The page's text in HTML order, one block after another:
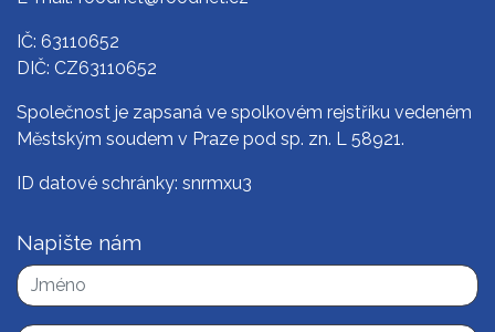
IČ: 63110652
DIČ: CZ63110652
Společnost je zapsaná ve spolkovém rejstříku vedeném
Městským soudem v Praze pod sp. zn. L 58921.
ID datové schránky: snrmxu3
Napište nám